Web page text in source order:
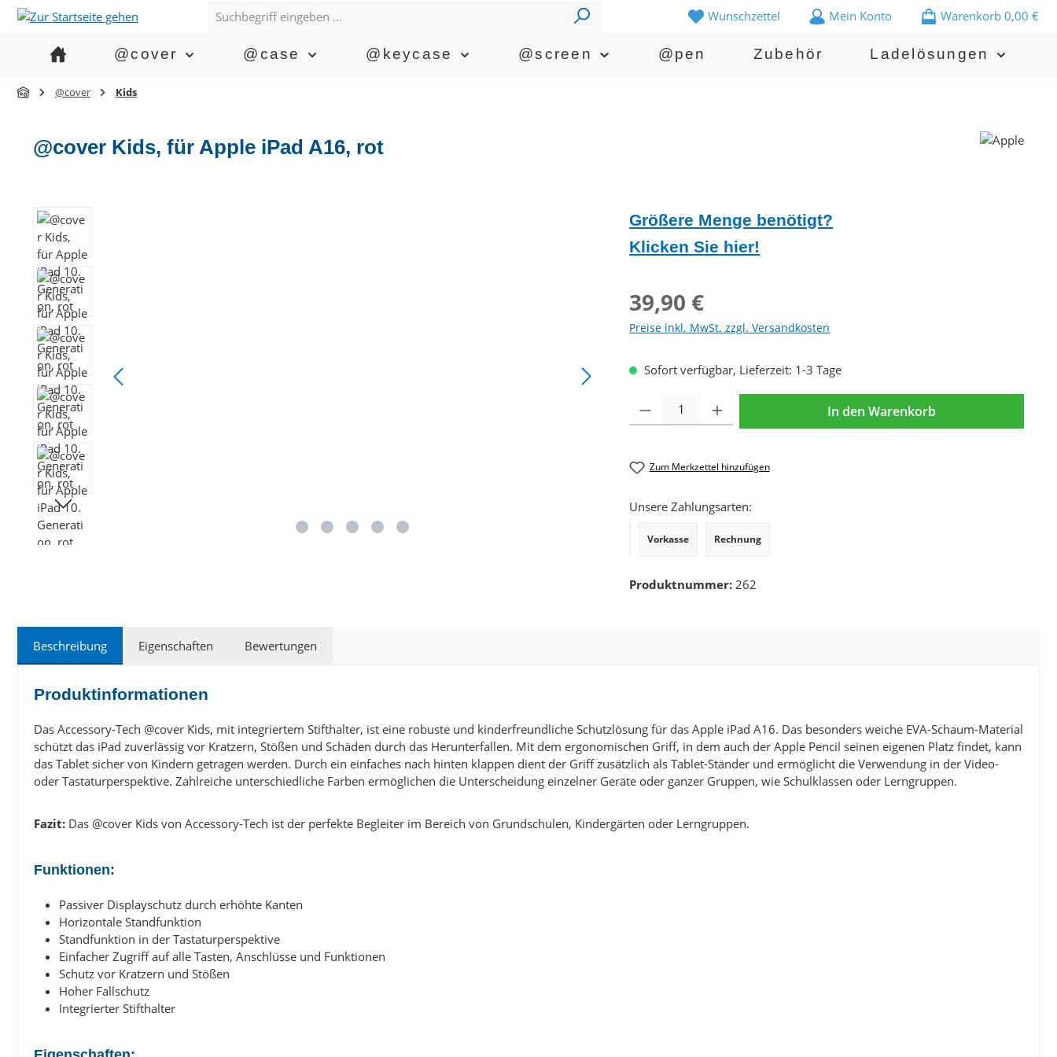
Zur Hauptnavigation springen Wunschzettel Mein Konto Warenkorb 0,00 €
@cover @case @keycase @screen @pen Zubehör Ladelösungen
@cover Kids
@cover Kids, für Apple iPad A16, rot
Bildergalerie überspringen
Größere Menge benötigt?
Klicken Sie hier!
39,90 €
Preise inkl. MwSt. zzgl. Versandkosten
Sofort verfügbar, Lieferzeit: 1-3 Tage
In den Warenkorb
Zum Merkzettel hinzufügen
Unsere Zahlungsarten:
Vorkasse Rechnung
Produktnummer:262
Beschreibung Eigenschaften Bewertungen
Produktinformationen
Das Accessory-Tech @cover Kids, mit integriertem Stifthalter, ist eine robuste und kinderfreundliche Schutzlösung für das Apple iPad A16. Das besonders weiche EVA-Schaum-Material
schützt das iPad zuverlässig vor Kratzern, Stößen und Schäden durch das Herunterfallen. Mit dem ergonomischen Griff, in dem auch der Apple Pencil seinen eigenen Platz findet, kann
das Tablet sicher von Kindern getragen werden. Durch ein einfaches nach hinten klappen dient der Griff zusätzlich als Tablet-Ständer und ermöglicht die Verwendung in der Video-
oder Tastaturperspektive. Zahlreiche unterschiedliche Farben ermöglichen die Unterscheidung einzelner Geräte oder ganzer Gruppen, wie Schulklassen oder Lerngruppen.
Fazit: Das @cover Kids von Accessory-Tech ist der perfekte Begleiter im Bereich von Grundschulen, Kindergärten oder Lerngruppen.
Funktionen:
Passiver Displayschutz durch erhöhte Kanten
Horizontale Standfunktion
Standfunktion in der Tastaturperspektive
Einfacher Zugriff auf alle Tasten, Anschlüsse und Funktionen
Schutz vor Kratzern und Stößen
Hoher Fallschutz
Integrierter Stifthalter